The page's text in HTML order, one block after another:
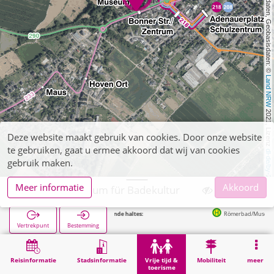
, Kartendaten, Geobasisdaten: ©
Land NRW
2021, Lizenz
dl-de/by-2-0
Reisinformatie Stadsinformatie
Vrije tijd &
toerisme
Mobiliteit meer
Zülpich, Museum für Badekultur
Vertrekpunt Bestemming
Volgende haltes: Römerbad/Museum in 82m
Vrije tijd & toerisme Cultuur Zülpich, Museum für Badekultur
Deze website maakt gebruik van cookies. Door onze website
te gebruiken, gaat u ermee akkoord dat wij van cookies
gebruik maken.
Meer informatie
Akkoord